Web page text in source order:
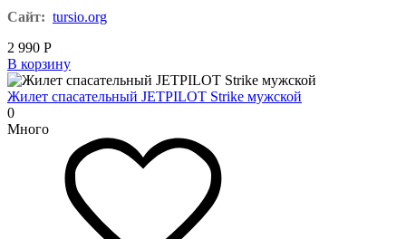
Сайт: tursio.org
2 990 Р
В корзину
Жилет спасательный JETPILOT Strike мужской
0
Много